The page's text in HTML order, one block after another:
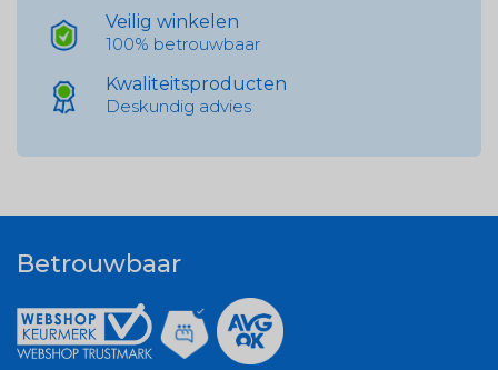
Veilig winkelen
100% betrouwbaar
Kwaliteitsproducten
Deskundig advies
Betrouwbaar